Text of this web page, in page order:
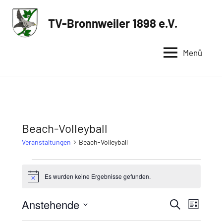
Zum
Inhalt
springen
TV-Bronnweiler 1898 e.V.
Sportverein
Menü
Beach-Volleyball
Veranstaltungen Beach-Volleyball
Veranstaltungen
HinweisEs wurden keine Ergebnisse gefunden.
Suche
Liste
Anstehende
Datum